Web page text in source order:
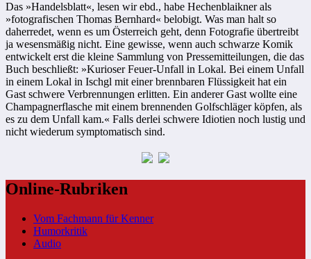
Das »Handelsblatt«, lesen wir ebd., habe Hechenblaikner als
»fotografischen Thomas Bernhard« belobigt. Was man halt so
daherredet, wenn es um Österreich geht, denn Fotografie übertreibt
ja wesensmäßig nicht. Eine gewisse, wenn auch schwarze Komik
entwickelt erst die kleine Sammlung von Pressemitteilungen, die das
Buch beschließt: »Kurioser Feuer-Unfall in Lokal. Bei einem Unfall
in einem Lokal in Ischgl mit einer brennbaren Flüssigkeit hat ein
Gast schwere Verbrennungen erlitten. Ein anderer Gast wollte eine
Champagnerflasche mit einem brennenden Golfschläger köpfen, als
es zu dem Unfall kam.« Falls derlei schwere Idiotien noch lustig und
nicht wiederum symptomatisch sind.
Online-Rubriken
Vom Fachmann für Kenner
Humorkritik
Audio